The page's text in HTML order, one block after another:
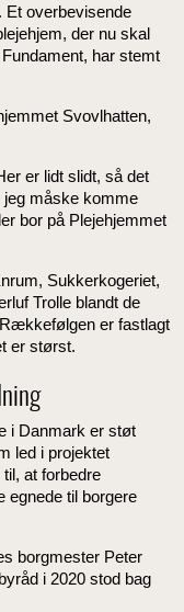
Et overbevisende
der nu skal
har stemt
Svovlhatten,
er lidt slidt, så det
jeg måske komme
bor på Plejehjemmet
Sukkerkogeriet,
Trolle blandt de
er fastlagt
er størst.
i Danmark er støt
led i projektet
at forbedre
egnede til borgere
borgmester Peter
i 2020 stod bag